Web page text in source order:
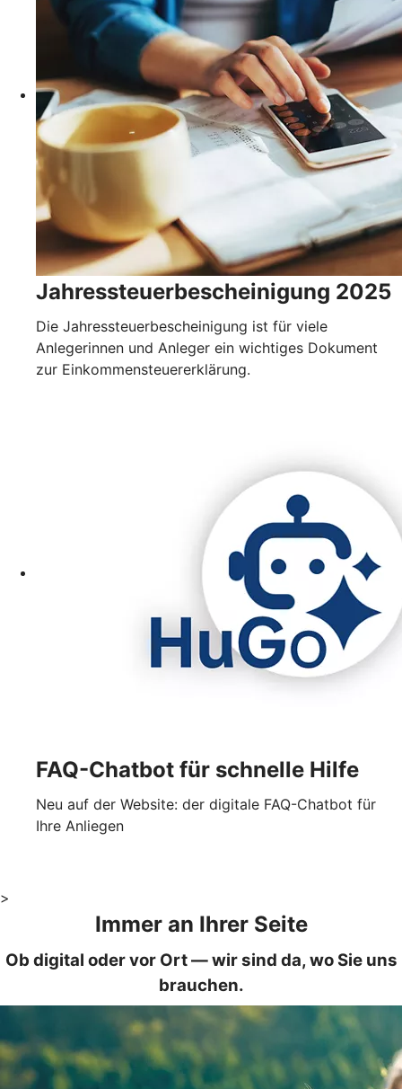
Jahressteuerbescheinigung 2025
Die Jahressteuerbescheinigung ist für viele
Anlegerinnen und Anleger ein wichtiges Dokument
zur Einkommensteuererklärung.
FAQ-Chatbot für schnelle Hilfe
Neu auf der Website: der digitale FAQ-Chatbot für
Ihre Anliegen
>
Immer an Ihrer Seite
Ob digital oder vor Ort — wir sind da, wo Sie uns
brauchen.